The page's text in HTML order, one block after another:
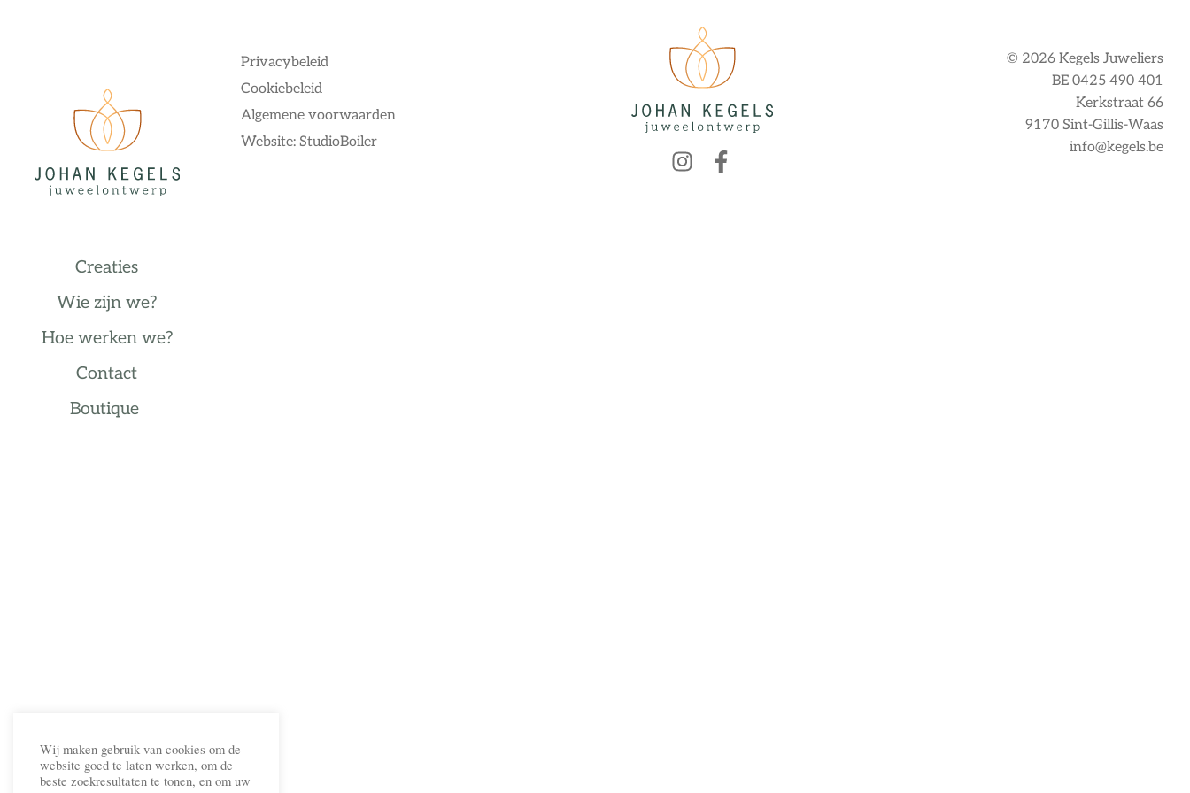
Creaties
Wie zijn we?
Hoe werken we?
Contact
Boutique
Privacybeleid
Cookiebeleid
Algemene voorwaarden
Website: StudioBoiler
© 2026 Kegels Juweliers
BE 0425 490 401
Kerkstraat 66
9170 Sint-Gillis-Waas
info@kegels.be
Wij maken gebruik van cookies om de
website goed te laten werken, om de
beste zoekresultaten te tonen, en om uw